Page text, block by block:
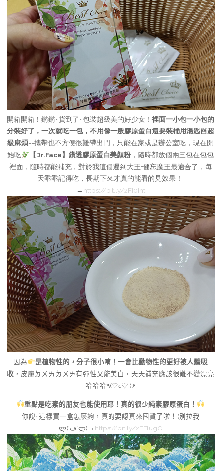
開箱開箱！鏘鏘~貨到了~包裝超級美的好少女！ 裡面一小包一小包的
分裝好了，一次就吃一包，不用像一般膠原蛋白還要裝桶用湯匙舀超
級麻煩==攜帶也不方便很難帶出門，只能在家或是辦公室吃，現在開
始吃
【Dr.Face】鑽透膠原蛋白美顏粉，隨時都放個兩三包在包包
裡面，隨時都能補充，對於我這個遲到大王+健忘魔王最適合了 ，每
天乖乖記得吃，長期下來才真的能看的見效果！
→ https://bit.ly/2FI0Iht
因為
是植物性的，分子很小唷！一會比動物性的更好被人體吸
收 ，皮膚ㄉㄨㄞㄉㄨㄞ有彈性又能美白，天天補充應該很難不變漂亮
哈哈哈٩(♡ε♡ )۶
重點是吃素的朋友也能使用耶！真的很少純素膠原蛋白！
你說~這樣買一盒怎麼夠，真的要認真來囤貨了啦！ (別拉我
ლ(´ڡ`ლ)→ https://bit.ly/2FElugC